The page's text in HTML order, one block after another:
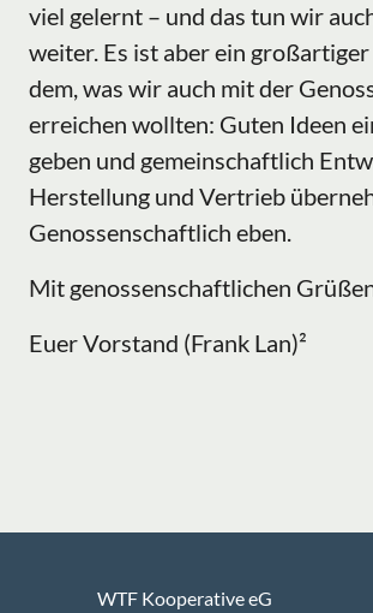
viel gelernt – und das tun wir
weiter. Es ist aber ein
dem, was wir auch mit der
erreichen wollten: Guten Ideen
geben und gemeinschaftlich
Herstellung und Vertrieb
Genossenschaftlich eben.
Mit genossenschaftlichen
Euer Vorstand (Frank Lan)²
WTF Kooperative eG